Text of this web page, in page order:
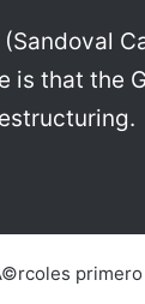
that the